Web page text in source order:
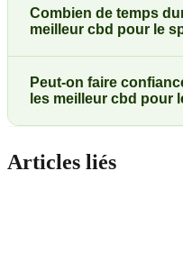
Combien de temps
meilleur cbd pour le
Peut-on faire
les meilleur cbd pour
Articles liés